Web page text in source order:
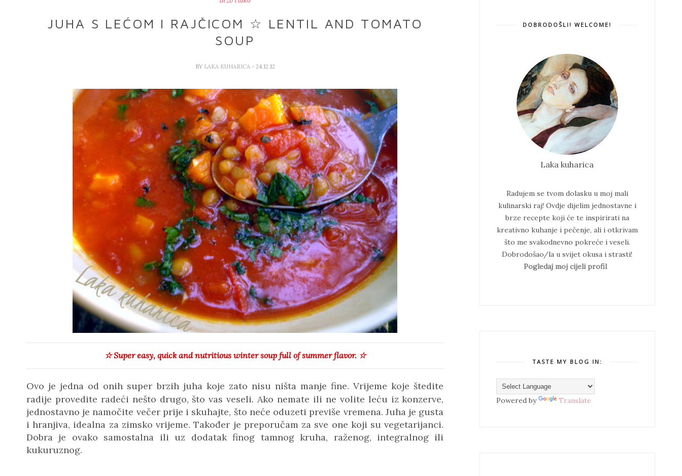
JUHA S LEĆOM I RAJČICOM ☆ LENTIL AND TOMATO
SOUP
BY LAKA KUHARICA - 24.12.12
☆ Super easy, quick and nutritious winter soup full of summer flavor. ☆
Ovo je jedna od onih super brzih juha koje zato nisu ništa manje fine. Vrijeme koje štedite
radije provedite radeći nešto drugo, što vas veseli. Ako nemate ili ne volite leću iz konzerve,
jednostavno je namočite večer prije i skuhajte, što neće oduzeti previše vremena. Juha je gusta
i hranjiva, idealna za zimsko vrijeme. Također je preporučam za sve one koji su vegetarijanci.
Dobra je ovako samostalna ili uz dodatak finog tamnog kruha, raženog, integralnog ili
kukuruznog.
DOBRODOŠLI! WELCOME!
Laka kuharica
Radujem se tvom dolasku u moj mali
kulinarski raj! Ovdje dijelim jednostavne i
brze recepte koji će te inspirirati na
kreativno kuhanje i pečenje, ali i otkrivam
što me svakodnevno pokreće i veseli.
Dobrodošao/la u svijet okusa i strasti!
Pogledaj moj cijeli profil
TASTE MY BLOG IN:
Powered by Translate